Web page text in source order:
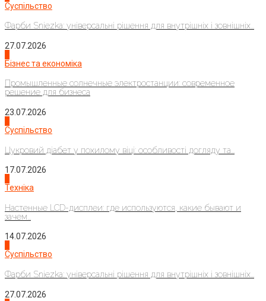
Суспільство
Фарби Sniezka: універсальні рішення для внутрішніх і зовнішніх...
27.07.2026
Бізнес та економіка
Промышленные солнечные электростанции: современное
решение для бизнеса
23.07.2026
Суспільство
Цукровий діабет у похилому віці: особливості догляду та...
17.07.2026
Техніка
Настенные LCD-дисплеи: где используются, какие бывают и
зачем...
14.07.2026
Суспільство
Фарби Sniezka: універсальні рішення для внутрішніх і зовнішніх...
27.07.2026